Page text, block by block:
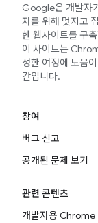
Google은 개발자
자를 위해 멋지고
한 웹사이트를 구
이 사이트는
성한 여정에 도움
간입니다.
참여
버그 신고
공개된 문제 보기
관련 콘텐츠
개발자용 Chrome